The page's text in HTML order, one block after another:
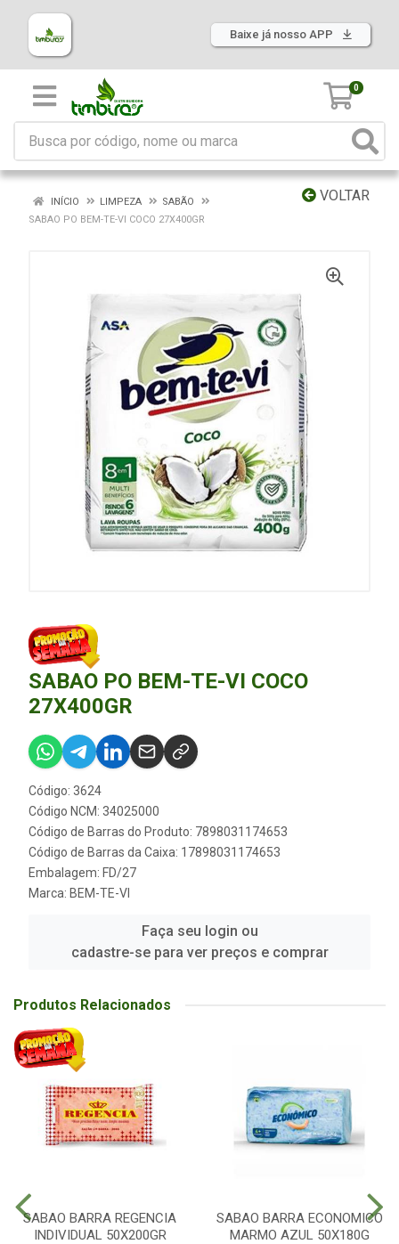
Baixe já nosso APP
0
VOLTAR
INÍCIO LIMPEZA
SABÃO
SABAO PO BEM-TE-VI COCO 27X400GR
SABAO PO BEM-TE-VI COCO
27X400GR
Código: 3624
Código NCM: 34025000
Código de Barras do Produto: 7898031174653
Código de Barras da Caixa: 17898031174653
Embalagem: FD/27
Marca: BEM-TE-VI
Faça seu login ou
cadastre-se para ver preços e comprar
Produtos Relacionados
SABAO BARRA REGENCIA
INDIVIDUAL 50X200GR
SABAO BARRA ECONOMICO
MARMO AZUL 50X180G